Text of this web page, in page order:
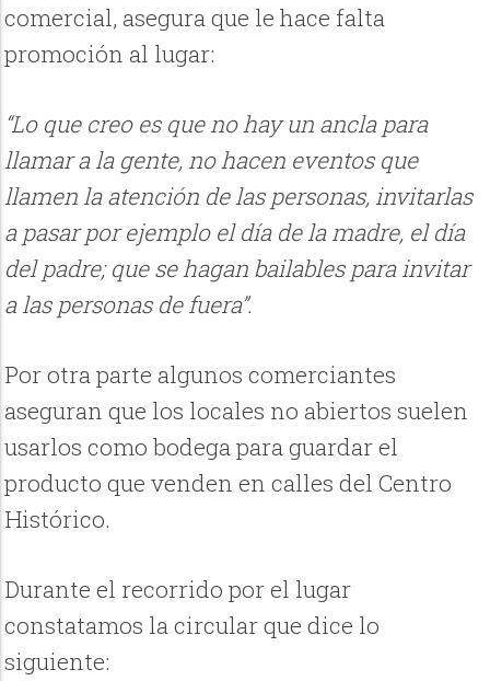
comercial, asegura que le hace falta
promoción al lugar:
“Lo que creo es que no hay un ancla para
llamar a la gente, no hacen eventos que
llamen la atención de las personas, invitarlas
a pasar por ejemplo el día de la madre, el día
del padre; que se hagan bailables para invitar
a las personas de fuera”.
Por otra parte algunos comerciantes
aseguran que los locales no abiertos suelen
usarlos como bodega para guardar el
producto que venden en calles del Centro
Histórico.
Durante el recorrido por el lugar
constatamos la circular que dice lo
siguiente: